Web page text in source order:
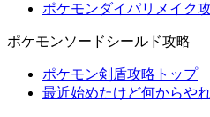
ポケモンダイパリメイク
ポケモンソードシールド攻略
ポケモン剣盾攻略トップ
最近始めたけど何からや